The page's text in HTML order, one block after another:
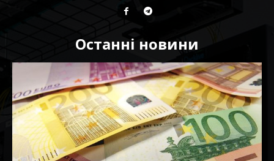
Останні новини